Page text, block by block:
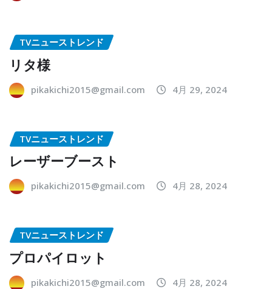
TVニューストレンド
リタ様
pikakichi2015@gmail.com 4月 29, 2024
TVニューストレンド
レーザーブースト
pikakichi2015@gmail.com 4月 28, 2024
TVニューストレンド
プロパイロット
pikakichi2015@gmail.com 4月 28, 2024